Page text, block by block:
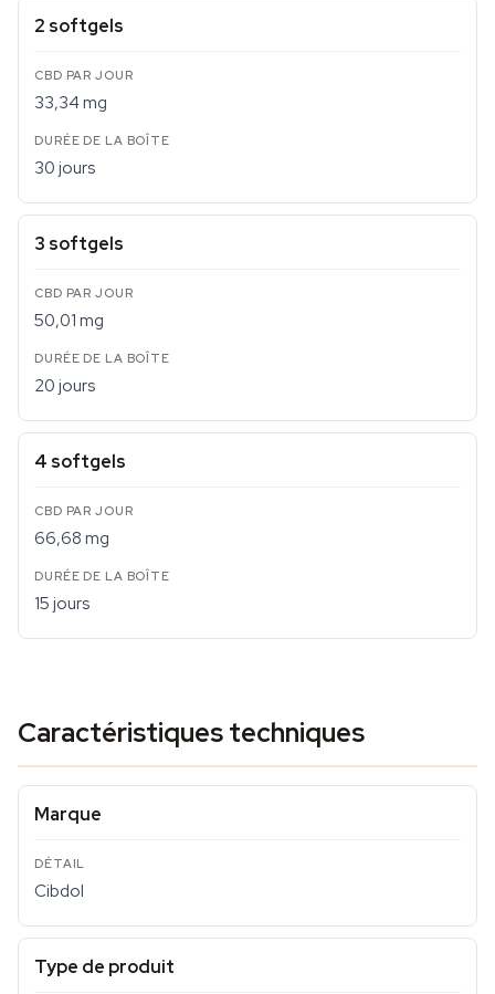
2 softgels
33,34 mg
30 jours
3 softgels
50,01 mg
20 jours
4 softgels
66,68 mg
15 jours
Caractéristiques techniques
Marque
Cibdol
Type de produit